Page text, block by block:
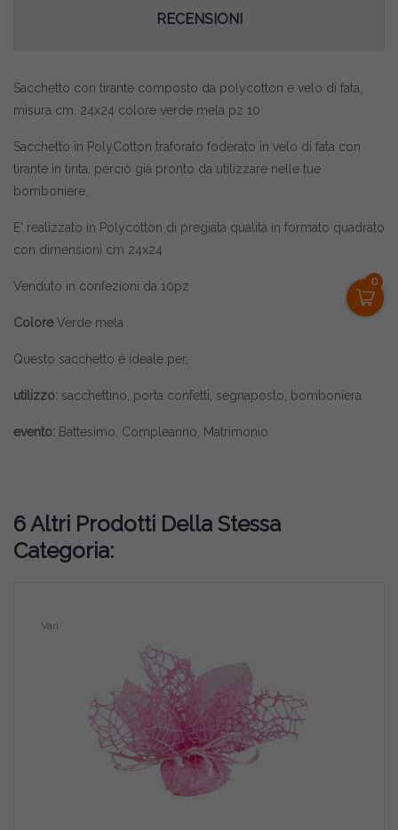
0
RECENSIONI
Sacchetto con tirante composto da polycotton e velo di fata,
misura cm. 24x24 colore verde mela pz 10
Sacchetto in PolyCotton traforato foderato in velo di fata con
tirante in tinta, perciò già pronto da utilizzare nelle tue
bomboniere.
E' realizzato in Polycotton di pregiata qualità in formato quadrato
con dimensioni cm 24x24
Venduto in confezioni da 10pz
Colore Verde mela
Questo sacchetto è ideale per,
utilizzo: sacchettino, porta confetti, segnaposto, bomboniera
evento: Battesimo, Compleanno, Matrimonio
6 Altri Prodotti Della Stessa
Categoria:
Vari